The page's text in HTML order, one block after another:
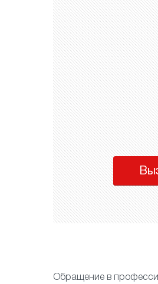
Обращение в